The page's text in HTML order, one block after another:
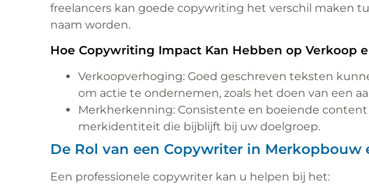
freelancers kan goede copywriting het verschil maken
naam worden.
Hoe Copywriting Impact Kan Hebben op Verkoop
Verkoopverhoging: Goed geschreven teksten
om actie te ondernemen, zoals het doen van een
Merkherkenning: Consistente en boeiende
merkidentiteit die bijblijft bij uw doelgroep.
De Rol van een Copywriter in Merkopbouw
Een professionele copywriter kan u helpen bij het: